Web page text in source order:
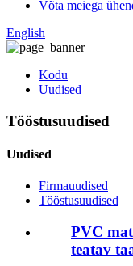
Võta meiega
English
Kodu
Uudised
Tööstusuudised
Uudised
Firmauudised
Tööstusuudised
PVC
teatav